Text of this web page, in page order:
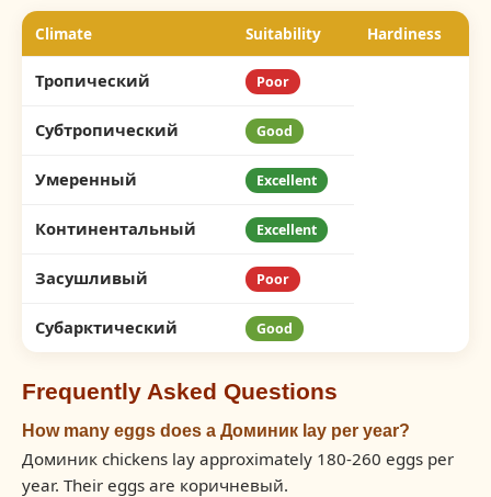
Climate Suitability Hardiness
Тропический Poor
Субтропический Good
Умеренный Excellent
Континентальный Excellent
Засушливый Poor
Субарктический Good
Frequently Asked Questions
How many eggs does a Доминик lay per year?
Доминик chickens lay approximately 180-260 eggs per
year. Their eggs are коричневый.